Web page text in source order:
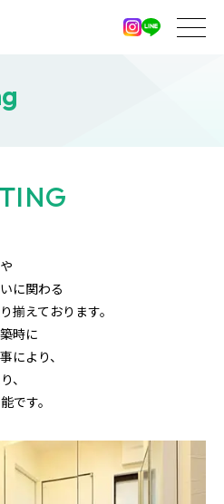
に関わる
揃えております。
時に
により、
、
です。